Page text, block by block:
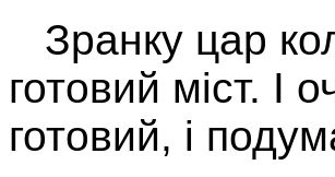
Зранку цар
готовий міст. І
готовий, і